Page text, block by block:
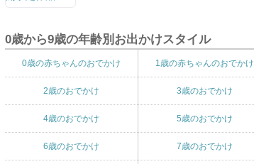
0歳から9歳の年齢別お出かけスタイル
0歳の赤ちゃんのおでかけ 1歳の赤ちゃんのおでかけ
2歳のおでかけ 3歳のおでかけ
4歳のおでかけ 5歳のおでかけ
6歳のおでかけ 7歳のおでかけ